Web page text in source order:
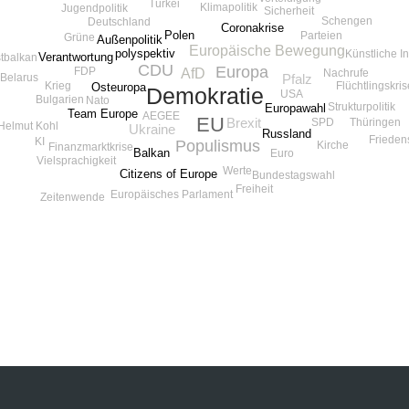
Demokratie
EU
Europa
CDU
Populismus
AfD
Europäische Bewegung
Ukraine Brexit
Pfalz
Osteuropa
polyspektiv
Europawahl
Team Europe
Russland
Balkan
Coronakrise
Außenpolitik
Citizens of Europe
Polen
Verantwortung
FDP
Finanzmarktkrise
Bundestagswahl
Werte
Euro
Krieg
Parteien
USA
Klimapolitik
Nachrufe
SPD
Deutschland
Europäisches Parlament
Grüne
Kohl
Jugendpolitik
Kirche
Sicherheit
Strukturpolitik
Türkei
Vielsprachigkeit
AEGEE
Belarus
Bulgarien
Freiheit
KI
Künstliche
Nato
Schengen
Thüringen
Zeitenwende